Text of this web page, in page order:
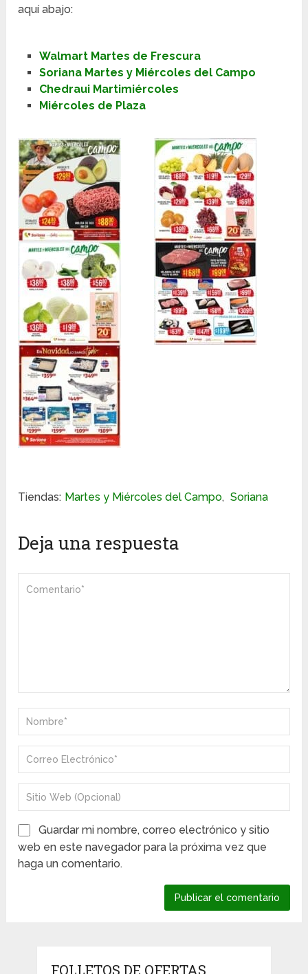
aquí abajo:
Walmart Martes de Frescura
Soriana Martes y Miércoles del Campo
Chedraui Martimiércoles
Miércoles de Plaza
Tiendas: Martes y Miércoles del Campo, Soriana
Deja una respuesta
Guardar mi nombre, correo electrónico y sitio
web en este navegador para la próxima vez que
haga un comentario.
FOLLETOS DE OFERTAS